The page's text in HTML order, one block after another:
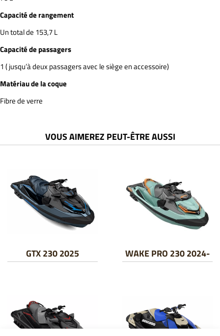
Capacité de rangement
Un total de 153,7 L
Capacité de passagers
1 ( jusqu’à deux passagers avec le siège en accessoire)
Matériau de la coque
Fibre de verre
VOUS AIMEREZ PEUT-ÊTRE AUSSI
GTX 230 2025 WAKE PRO 230 2024-